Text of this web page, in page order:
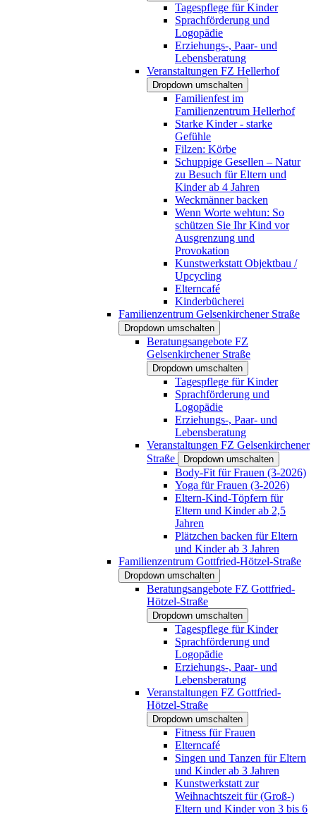
Tagespflege für Kinder
Sprachförderung und
Logopädie
Erziehungs-, Paar- und
Lebensberatung
Veranstaltungen FZ Hellerhof
Dropdown umschalten
Familienfest im
Familienzentrum Hellerhof
Starke Kinder - starke
Gefühle
Filzen: Körbe
Schuppige Gesellen – Natur
zu Besuch für Eltern und
Kinder ab 4 Jahren
Weckmänner backen
Wenn Worte wehtun: So
schützen Sie Ihr Kind vor
Ausgrenzung und
Provokation
Kunstwerkstatt Objektbau /
Upcycling
Elterncafé
Kinderbücherei
Familienzentrum Gelsenkirchener Straße
Dropdown umschalten
Beratungsangebote FZ
Gelsenkirchener Straße
Dropdown umschalten
Tagespflege für Kinder
Sprachförderung und
Logopädie
Erziehungs-, Paar- und
Lebensberatung
Veranstaltungen FZ Gelsenkirchener
Straße
Dropdown umschalten
Body-Fit für Frauen (3-2026)
Yoga für Frauen (3-2026)
Eltern-Kind-Töpfern für
Eltern und Kinder ab 2,5
Jahren
Plätzchen backen für Eltern
und Kinder ab 3 Jahren
Familienzentrum Gottfried-Hötzel-Straße
Dropdown umschalten
Beratungsangebote FZ Gottfried-
Hötzel-Straße
Dropdown umschalten
Tagespflege für Kinder
Sprachförderung und
Logopädie
Erziehungs-, Paar- und
Lebensberatung
Veranstaltungen FZ Gottfried-
Hötzel-Straße
Dropdown umschalten
Fitness für Frauen
Elterncafé
Singen und Tanzen für Eltern
und Kinder ab 3 Jahren
Kunstwerkstatt zur
Weihnachtszeit für (Groß-)
Eltern und Kinder von 3 bis 6